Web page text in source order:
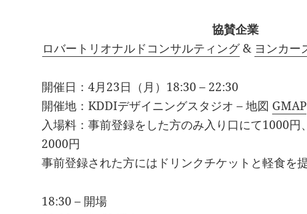
協賛企業
ロバートリオナルドコンサルティング& ヨンカー
開催日：4月23日（月）18:30 – 22:30
開催地：KDDIデザイニングスタジオ – 地図 GMAP
入場料：事前登録をした方のみ入り口にて1000円
2000円
事前登録された方にはドリンクチケットと軽食を
18:30 – 開場